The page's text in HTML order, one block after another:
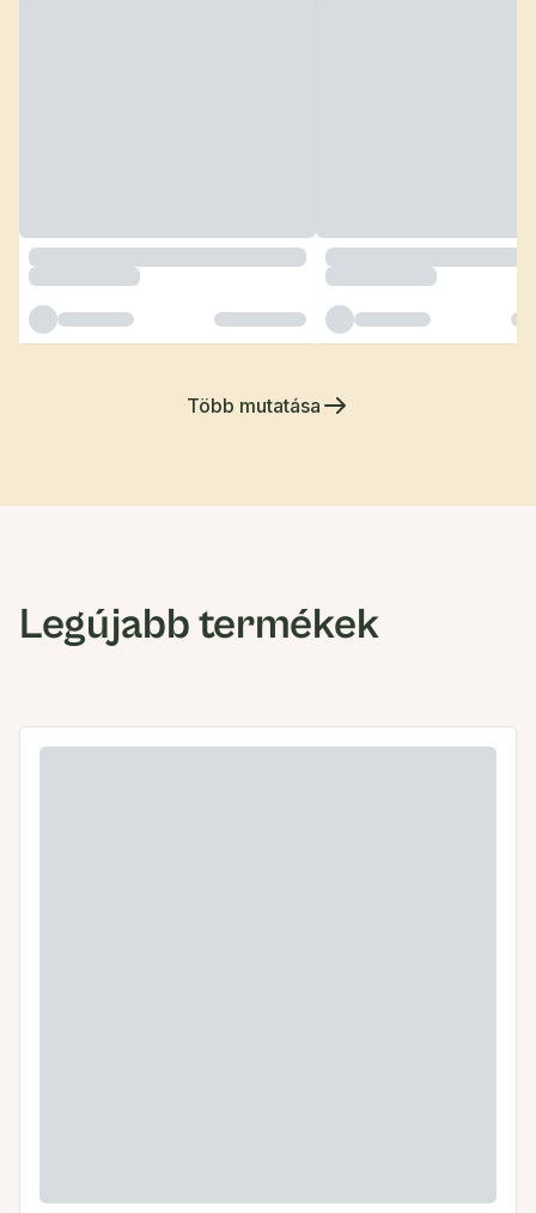
Több mutatása
Legújabb termékek